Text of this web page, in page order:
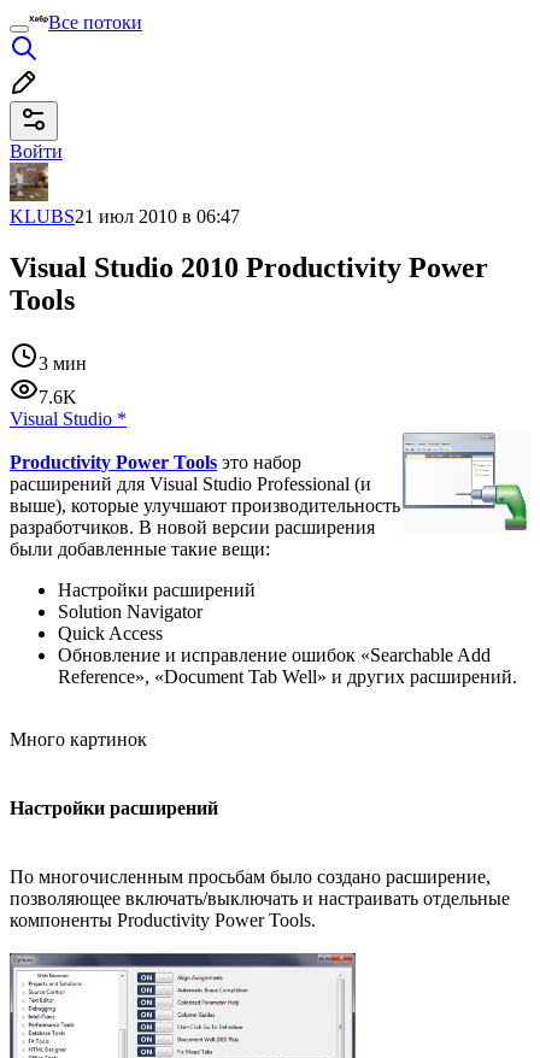
Все потоки
Войти
KLUBS21 июл 2010 в 06:47
Visual Studio 2010 Productivity Power
Tools
3 мин
7.6K
Visual Studio *
Productivity Power Tools это набор
расширений для Visual Studio Professional (и
выше), которые улучшают производительность
разработчиков. В новой версии расширения
были добавленные такие вещи:
Настройки расширений
Solution Navigator
Quick Access
Обновление и исправление ошибок «Searchable Add
Reference», «Document Tab Well» и других расширений.
Много картинок
Настройки расширений
По многочисленным просьбам было создано расширение,
позволяющее включать/выключать и настраивать отдельные
компоненты Productivity Power Tools.